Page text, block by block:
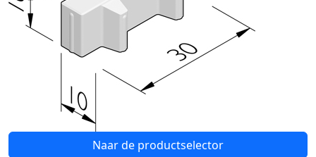
Naar de productselector